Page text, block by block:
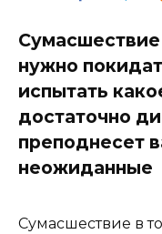
Сумасшествие
нужно
испытать
достаточно
преподнесет
неожиданные
Сумасшествие в